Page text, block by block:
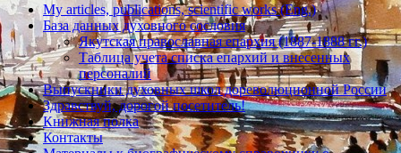
My articles, publications, scientific works (Eng.)
База данных духовного сословия
Якутская православная епархия (1887-1888 гг.)
Таблица учета списка епархий и внесенных
персоналий
Выпускники духовных школ дореволюционной России
Здравствуй, дорогой посетитель!
Книжная полка
Контакты